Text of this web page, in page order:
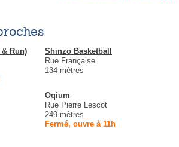
Run)
Shinzo Basketball
Rue Française
134 mètres
Oqium
Rue Pierre Lescot
249 mètres
Fermé, ouvre à 11h